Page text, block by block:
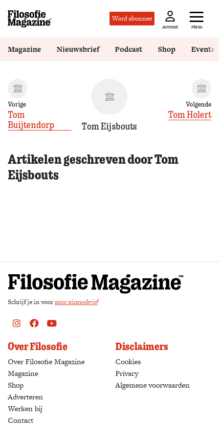
Word abonnee
Account Menu
Magazine Nieuwsbrief Podcast Shop Events
Vorige
Tom
Buijtendorp
Tom Eijsbouts
Volgende
Tom Holert
Artikelen geschreven door Tom
Eijsbouts
Schrijf je in vooronze nieuwsbrief
Instagram
FacebookYoutube
Over Filosofie
Over Filosofie Magazine
Magazine
Shop
Adverteren
Werken bij
Contact
Disclaimers
Cookies
Privacy
Algemene voorwaarden